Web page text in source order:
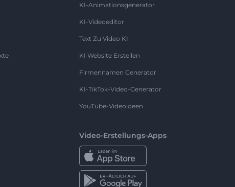
KI-Animationsgenerator
KI-Videoeditor
Text Zu Video KI
KI Website Erstellen
Firmennamen Generator
KI-TikTok-Video-Generator
YouTube-Videoideen
Video-Erstellungs-Apps